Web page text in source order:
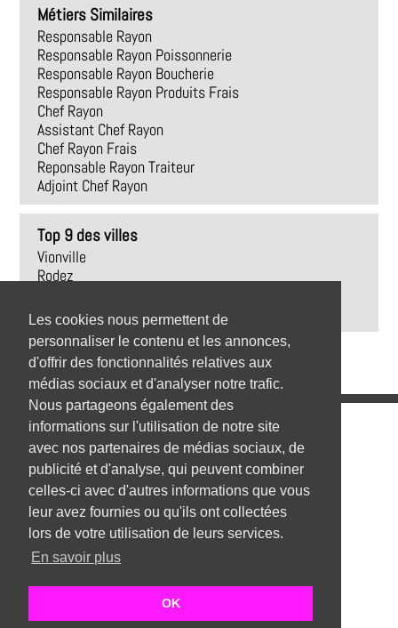
Les cookies nous permettent de
personnaliser le contenu et les annonces,
d'offrir des fonctionnalités relatives aux
médias sociaux et d'analyser notre trafic.
Nous partageons également des
informations sur l'utilisation de notre site
avec nos partenaires de médias sociaux, de
publicité et d'analyse, qui peuvent combiner
celles-ci avec d'autres informations que vous
leur avez fournies ou qu'ils ont collectées
lors de votre utilisation de leurs services.
En savoir plus
OK
Métiers Similaires
Responsable Rayon
Responsable Rayon Poissonnerie
Responsable Rayon Boucherie
Responsable Rayon Produits Frais
Chef Rayon
Assistant Chef Rayon
Chef Rayon Frais
Reponsable Rayon Traiteur
Adjoint Chef Rayon
Top 9 des villes
Vionville
Rodez
Revel
Emplois
Emplois par secteur
Emplois par ville
Emplois par entreprise
Mentions Légales